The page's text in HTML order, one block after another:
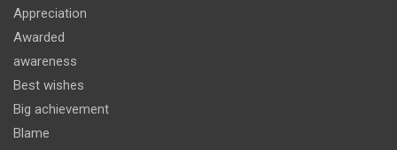
Appreciation
Awarded
awareness
Best wishes
Big achievement
Blame